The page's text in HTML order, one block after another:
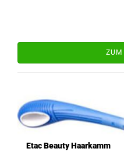
ZUM
Etac Beauty Haarkamm